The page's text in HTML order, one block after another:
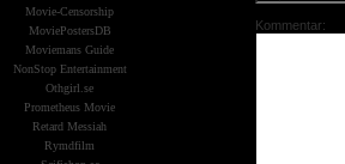
Kommentar:
Movie-Censorship
MoviePostersDB
Moviemans Guide
NonStop Entertainment
Othgirl.se
Prometheus Movie
Retard Messiah
Rymdfilm